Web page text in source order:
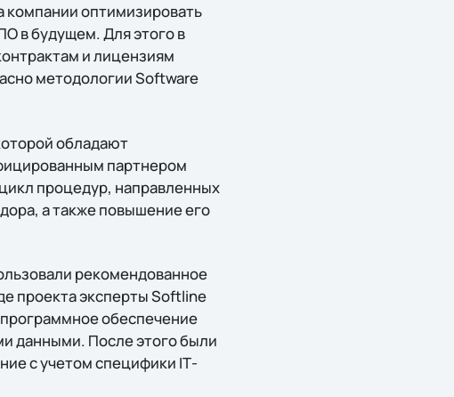
компании оптимизировать
в будущем. Для этого в
и лицензиям
методологии Software
обладают
партнером
процедур, направленных
а также повышение его
рекомендованное
проекта эксперты Softline
обеспечение
данными. После этого были
с учетом специфики IТ-